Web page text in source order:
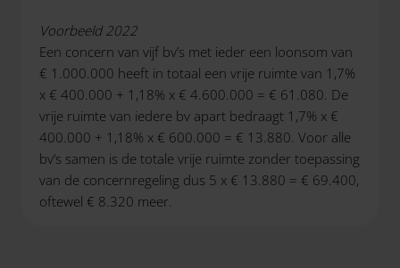
Voorbeeld 2022
Een concern van vijf bv’s met ieder een loonsom van
€ 1.000.000 heeft in totaal een vrije ruimte van 1,7%
x € 400.000 + 1,18% x € 4.600.000 = € 61.080. De
vrije ruimte van iedere bv apart bedraagt 1,7% x €
400.000 + 1,18% x € 600.000 = € 13.880. Voor alle
bv’s samen is de totale vrije ruimte zonder toepassing
van de concernregeling dus 5 x € 13.880 = € 69.400,
oftewel € 8.320 meer.